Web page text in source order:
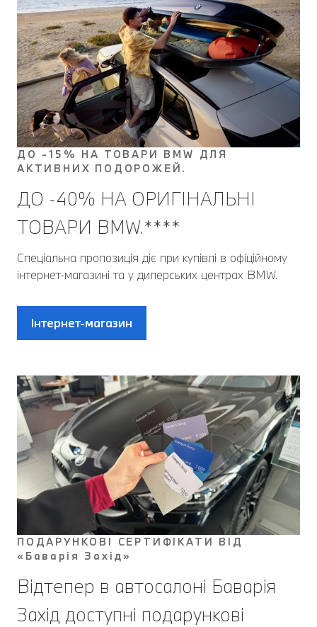
ДО -15% НА ТОВАРИ BMW ДЛЯ
АКТИВНИХ ПОДОРОЖЕЙ.
ДО -40% НА ОРИГІНАЛЬНІ
ТОВАРИ BMW.****
Спеціальна пропозиція діє при купівлі в офіційному
інтернет-магазині та у дилерських центрах BMW.
Інтернет-магазин
ПОДАРУНКОВІ СЕРТИФІКАТИ ВІД
«Баварія Захід»
Відтепер в автосалоні Баварія
Захід доступні подарункові